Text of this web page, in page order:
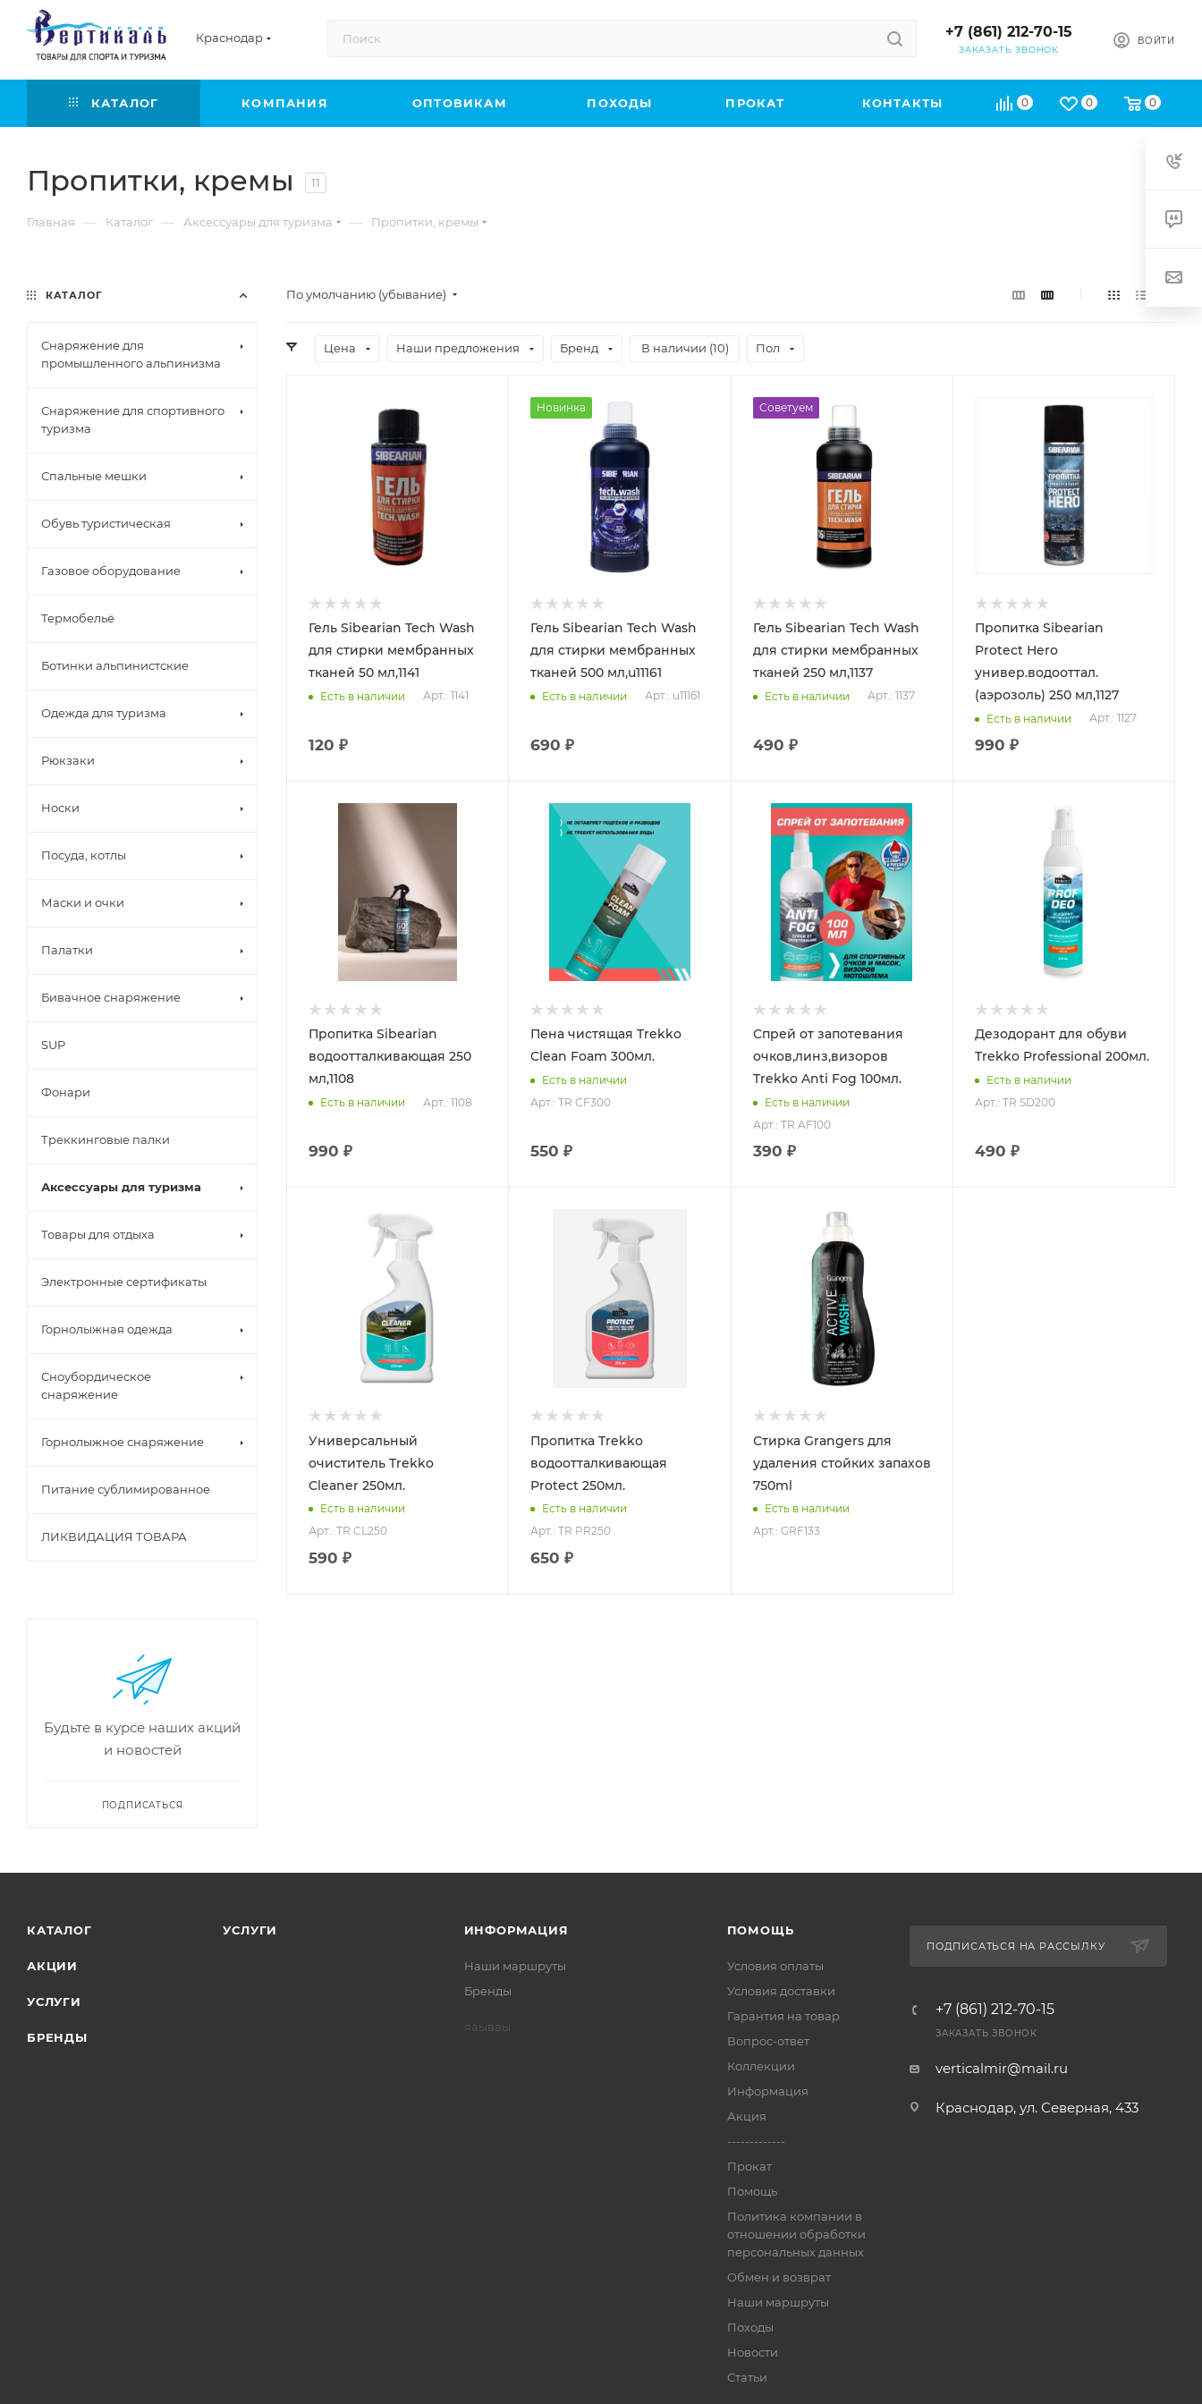
Краснодар +7 (861) 212-70-15
ЗАКАЗАТЬ ЗВОНОК
ВОЙТИ
0 0 0
КАТАЛОГ КОМПАНИЯ ОПТОВИКАМ ПОХОДЫ ПРОКАТ КОНТАКТЫ
Пропитки, кремы 11
Главная — Каталог — Аксессуары для туризма — Пропитки, кремы
По умолчанию (убывание)
Цена Наши предложения Бренд В наличии (10) Пол
Гель Sibearian Tech Wash
для стирки мембранных
тканей 50 мл,1141
Есть в наличии Арт.: 1141
120 ₽
Новинка
Гель Sibearian Tech Wash
для стирки мембранных
тканей 500 мл,u11161
Есть в наличии Арт.: u11161
690 ₽
Советуем
Гель Sibearian Tech Wash
для стирки мембранных
тканей 250 мл,1137
Есть в наличии Арт.: 1137
490 ₽
Пропитка Sibearian
Protect Hero
универ.водооттал.
(аэрозоль) 250 мл,1127
Есть в наличии Арт.: 1127
990 ₽
Пропитка Sibearian
водоотталкивающая 250
мл,1108
Есть в наличии Арт.: 1108
990 ₽
Объем
300мл.
Пена чистящая Trekko
Clean Foam 300мл.
Есть в наличии
Арт.: TR CF300
550 ₽
Спрей от запотевания
очков,линз,визоров
Trekko Anti Fog 100мл.
Есть в наличии
Арт.: TR AF100
390 ₽
Дезодорант для обуви
Trekko Professional 200мл.
Есть в наличии
Арт.: TR SD200
490 ₽
Универсальный
очиститель Trekko
Cleaner 250мл.
Есть в наличии
Арт.: TR CL250
590 ₽
Пропитка Trekko
водоотталкивающая
Protect 250мл.
Есть в наличии
Арт.: TR PR250
650 ₽
Стирка Grangers для
удаления стойких запахов
750ml
Есть в наличии
Арт.: GRF133
КАТАЛОГ
Снаряжение для
промышленного альпинизма
Снаряжение для спортивного
туризма
Спальные мешки
Обувь туристическая
Газовое оборудование
Термобельё
Ботинки альпинистские
Одежда для туризма
Рюкзаки
Носки
Посуда, котлы
Маски и очки
Палатки
Бивачное снаряжение
SUP
Фонари
Треккинговые палки
Аксессуары для туризма
Товары для отдыха
Электронные сертификаты
Горнолыжная одежда
Сноубордическое
снаряжение
Горнолыжное снаряжение
Питание сублимированное
ЛИКВИДАЦИЯ ТОВАРА
Будьте в курсе наших акций
и новостей
ПОДПИСАТЬСЯ
КАТАЛОГ
АКЦИИ
УСЛУГИ
БРЕНДЫ
УСЛУГИ ИНФОРМАЦИЯ
Наши маршруты
Бренды
яаываы
ПОМОЩЬ
Условия оплаты
Условия доставки
Гарантия на товар
Вопрос-ответ
Коллекции
Информация
Акция
-------------
Прокат
Помощь
Политика компании в
отношении обработки
персональных данных
Обмен и возврат
Наши маршруты
Походы
Новости
Статьи
ПОДПИСАТЬСЯ НА РАССЫЛКУ
+7 (861) 212-70-15
ЗАКАЗАТЬ ЗВОНОК
verticalmir@mail.ru
Краснодар, ул. Северная, 433